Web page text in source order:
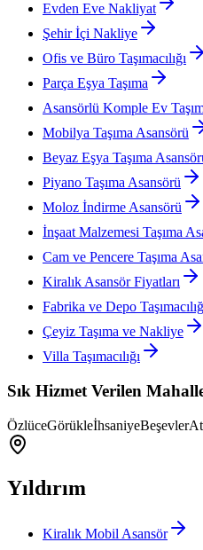
Evden Eve Nakliyat
Şehir İçi Nakliye
Ofis ve Büro Taşımacılığı
Parça Eşya Taşıma
Asansörlü Komple Ev
Mobilya Taşıma Asansörü
Beyaz Eşya Taşıma
Piyano Taşıma Asansörü
Moloz İndirme Asansörü
İnşaat Malzemesi Taşıma
Cam ve Pencere Taşıma
Kiralık Asansör Fiyatları
Fabrika ve Depo
Çeyiz Taşıma ve Nakliye
Villa Taşımacılığı
Sık Hizmet Verilen
ÖzlüceGörükleİhsaniyeBeşevler
Yıldırım
Kiralık Mobil Asansör